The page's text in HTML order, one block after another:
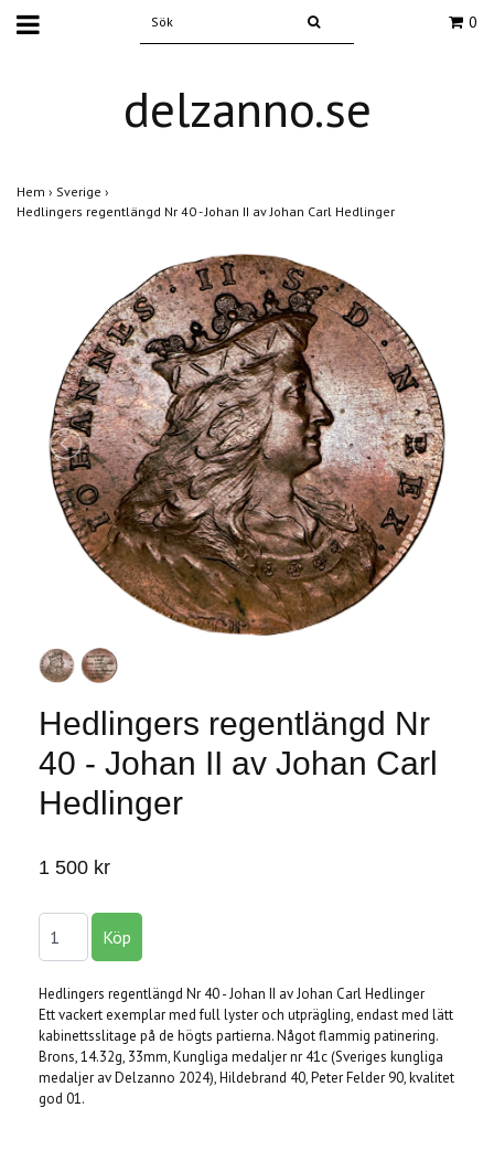
0
delzanno.se
Hem › Sverige ›
Hedlingers regentlängd Nr 40 - Johan II av Johan Carl Hedlinger
Hedlingers regentlängd Nr
40 - Johan II av Johan Carl
Hedlinger
1 500 kr
Hedlingers regentlängd Nr 40 - Johan II av Johan Carl Hedlinger
Ett vackert exemplar med full lyster och utprägling, endast med lätt
kabinettsslitage på de högts partierna. Något flammig patinering.
Brons, 14.32g, 33mm, Kungliga medaljer nr 41c (Sveriges kungliga
medaljer av Delzanno 2024), Hildebrand 40, Peter Felder 90, kvalitet
god 01.